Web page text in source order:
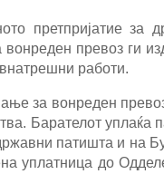
претпријатие за
вонреден превозги
работи.
за вонреден
Барателот уплаќа
патишта и на
уплатница до